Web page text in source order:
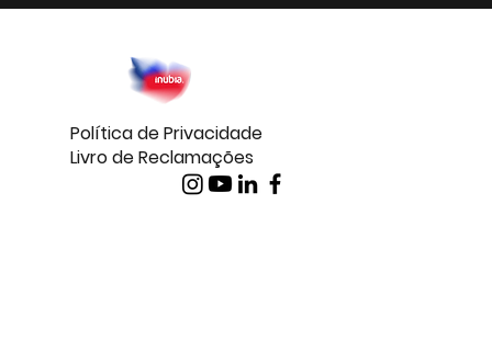
Política de Privacidade
Livro de Reclamações